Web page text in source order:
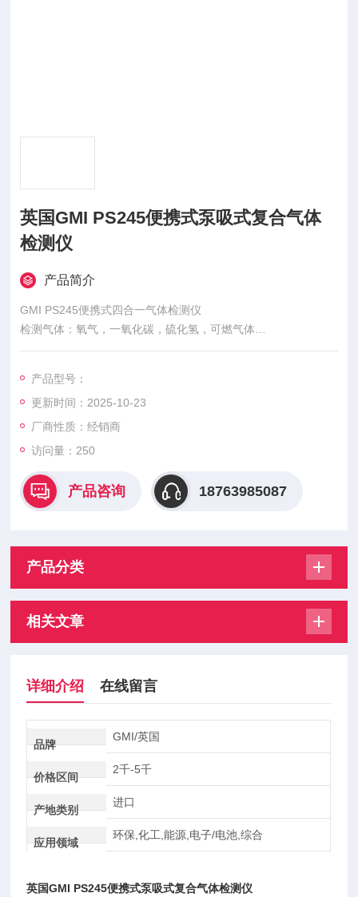
英国GMI PS245便携式泵吸式复合气体
检测仪
产品简介
GMI PS245便携式四合一气体检测仪
检测气体：氧气，一氧化碳，硫化氢，可燃气体
便携式泵吸式气体检测仪
产品型号：
更新时间：2025-10-23
厂商性质：经销商
访问量：250
产品咨询 18763985087
产品分类
相关文章
详细介绍 在线留言
品牌
GMI/英国
价格区间
2千-5千
产地类别
进口
应用领域
环保,化工,能源,电子/电池,综合
英国GMI PS245便携式泵吸式复合气体检测仪